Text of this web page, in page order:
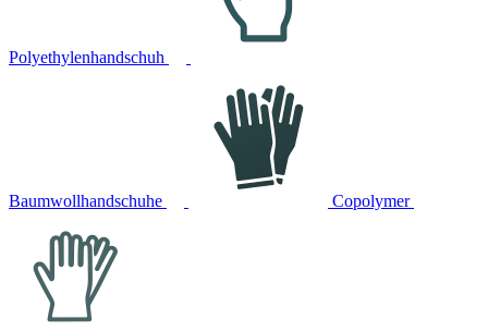
Polyethylenhandschuh
Baumwollhandschuhe Copolymer